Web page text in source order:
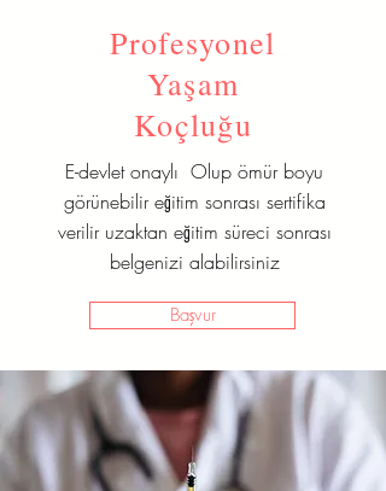
Profesyonel
Yaşam
Koçluğu
E-devlet onaylı Olup ömür boyu
görünebilir eğitim sonrası sertifika
verilir uzaktan eğitim süreci sonrası
belgenizi alabilirsiniz
Başvur